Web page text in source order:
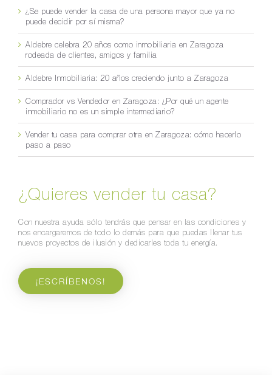
¿Se puede vender la casa de una persona mayor que ya no
puede decidir por sí misma?
Aldebre celebra 20 años como inmobiliaria en Zaragoza
rodeada de clientes, amigos y familia
Aldebre Inmobiliaria: 20 años creciendo junto a Zaragoza
Comprador vs Vendedor en Zaragoza: ¿Por qué un agente
inmobiliario no es un simple intermediario?
Vender tu casa para comprar otra en Zaragoza: cómo hacerlo
paso a paso
¿Quieres vender tu casa?
Con nuestra ayuda sólo tendrás que pensar en las condiciones y
nos encargaremos de todo lo demás para que puedas llenar tus
nuevos proyectos de ilusión y dedicarles toda tu energía.
¡ESCRÍBENOS!